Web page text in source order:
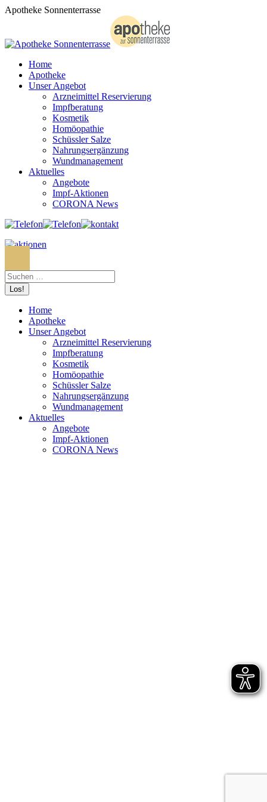
Zum
Apotheke Sonnenterrasse
Home
Apotheke
Unser Angebot
Arzneimittel Reservierung
Impfberatung
Kosmetik
Homöopathie
Schüssler Salze
Nahrungsergänzung
Wundmanagement
Aktuelles
Angebote
Impf-Aktionen
CORONA News
Home
Apotheke
Unser Angebot
Arzneimittel Reservierung
Impfberatung
Kosmetik
Homöopathie
Schüssler Salze
Nahrungsergänzung
Wundmanagement
Aktuelles
Angebote
Impf-Aktionen
CORONA News